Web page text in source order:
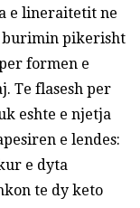
e lineraitetit ne
burimin pikerisht
formen e
Te flasesh per
eshte e njetja
e lendes:
e dyta
te dy keto